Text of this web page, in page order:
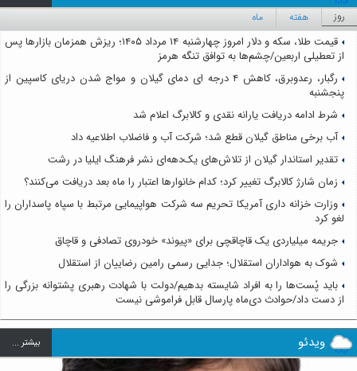
روز هفته ماه
قیمت طلا، سکه و دلار امروز چهارشنبه ۱۴ مرداد ۱۴۰۵؛ ریزش همزمان بازارها پس
از تعطیلی اربعین/چشم‌ها به توافق تنگه هرمز
رگبار، رعدوبرق، کاهش ۴ درجه ای دمای گیلان و مواج شدن دریای کاسپین از
پنجشنبه
شرط ادامه دریافت یارانه نقدی و کالابرگ اعلام شد
آب برخی مناطق گیلان قطع شد؛ شرکت آب و فاضلاب اطلاعیه داد
تقدیر استاندار گیلان از تلاش‌های یک‌دهه‌ای نشر فرهنگ ایلیا در رشت
زمان شارژ کالابرگ تغییر کرد؛ کدام خانوارها اعتبار را ماه بعد دریافت می‌کنند؟
وزارت خزانه داری آمریکا تحریم سه شرکت هواپیمایی مرتبط با سپاه پاسداران را
لغو کرد
جریمه میلیاردی یک قاچاقچی برای «پیوند» خودروی تصادفی و قاچاق
شوک به هواداران استقلال؛ جدایی رسمی رامین رضاییان از استقلال
باید پُست‌ها را به افراد شایسته بدهیم/دولت با شهادت رهبری پشتوانه بزرگی را
از دست داد/حوادث دی‌ماه پارسال قابل فراموشی نیست
ویدئو بيشتر ...